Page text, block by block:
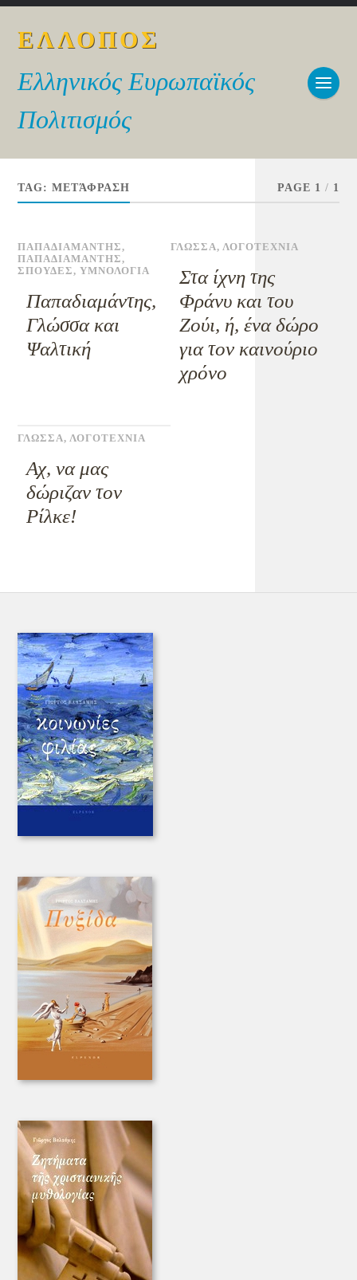
ΕΛΛΟΠΟΣ
Ελληνικός Ευρωπαϊκός
Πολιτισμός
TAG:ΜΕΤΆΦΡΑΣΗ PAGE 1 / 1
ΠΑΠΑΔΙΑΜΑΝΤΗΣ,
ΠΑΠΑΔΙΑΜΑΝΤΗΣ,
ΣΠΟΥΔΕΣ,ΥΜΝΟΛΟΓΙΑ
Παπαδιαμάντης,
Γλώσσα και
Ψαλτική
ΓΛΩΣΣΑ, ΛΟΓΟΤΕΧΝΙΑ
Στα ίχνη της
Φράνυ και του
Ζούι, ή, ένα δώρο
για τον καινούριο
χρόνο
ΓΛΩΣΣΑ,ΛΟΓΟΤΕΧΝΙΑ
Αχ, να μας
δώριζαν τον
Ρίλκε!